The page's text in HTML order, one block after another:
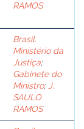
RAMOS
Brasil.
Ministério da
Justiça;
Gabinete do
Ministro; J.
SAULO
RAMOS